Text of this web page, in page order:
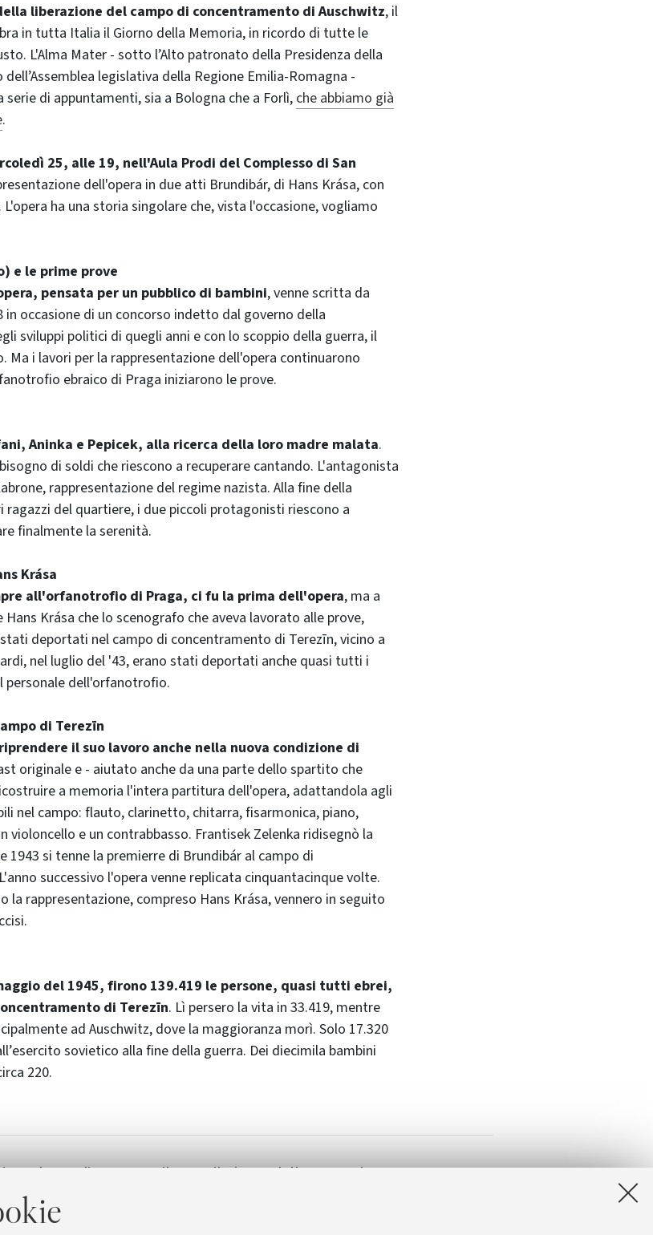
liberazione del campo di concentramento di Auschwitz, il
in tutta Italia il Giorno della Memoria, in ricordo di tutte le
L'Alma Mater - sotto l’Alto patronato della Presidenza della
legislativa della Regione Emilia-Romagna -
serie di appuntamenti, sia a Bologna che a Forlì, che abbiamo già
.
25, alle 19, nell'Aula Prodi del Complesso di San
dell'opera in due atti Brundibár, di Hans Krása, con
ha una storia singolare che, vista l'occasione, vogliamo
e le prime prove
pensata per un pubblico di bambini, venne scritta da
in occasione di un concorso indetto dal governo della
sviluppi politici di quegli anni e con lo scoppio della guerra, il
Ma i lavori per la rappresentazione dell'opera continuarono
ebraico di Praga iniziarono le prove.
Aninka e Pepicek, alla ricerca della loro madre malata.
di soldi che riescono a recuperare cantando. L'antagonista
rappresentazione del regime nazista. Alla fine della
del quartiere, i due piccoli protagonisti riescono a
finalmente la serenità.
Krása
all'orfanotrofio di Praga, ci fu la prima dell'opera, ma a
Krása che lo scenografo che aveva lavorato alle prove,
deportati nel campo di concentramento di Terezīn, vicino a
nel luglio del '43, erano stati deportati anche quasi tutti i
personale dell'orfanotrofio.
di Terezīn
il suo lavoro anche nella nuova condizione di
originale e - aiutato anche da una parte dello spartito che
a memoria l'intera partitura dell'opera, adattandola agli
nel campo: flauto, clarinetto, chitarra, fisarmonica, piano,
violoncello e un contrabbasso. Frantisek Zelenka ridisegnò la
1943 si tenne la premierre di Brundibár al campo di
successivo l'opera venne replicata cinquantacinque volte.
la rappresentazione, compreso Hans Krása, vennero in seguito
del 1945, firono 139.419 le persone, quasi tutti ebrei,
di Terezīn. Lì persero la vita in 33.419, mentre
ad Auschwitz, dove la maggioranza morì. Solo 17.320
sovietico alla fine della guerra. Dei diecimila bambini
220.
Aula Prodi - La
Unibo per il Giorno della memoria